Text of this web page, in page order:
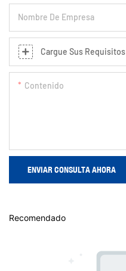
Nombre De Empresa
Cargue Sus Requisitos
Contenido
ENVIAR CONSULTA AHORA
Recomendado